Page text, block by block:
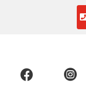

